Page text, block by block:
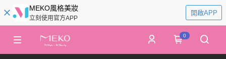
MEKO風格美妝
立刻使用官方APP
開啟APP
0